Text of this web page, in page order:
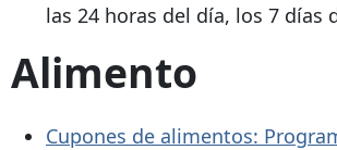
las 24 horas del día, los 7 días
Alimento
Cupones de alimentos: